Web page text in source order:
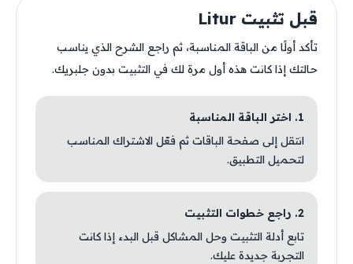
قبل تثبيت Litur
تأكد أولًا من الباقة المناسبة، ثم راجع الشرح الذي يناسب
حالتك إذا كانت هذه أول مرة لك في التثبيت بدون جلبريك.
1. اختر الباقة المناسبة
انتقل إلى صفحة الباقات ثم فعّل الاشتراك المناسب
لتحميل التطبيق.
2. راجع خطوات التثبيت
تابع أدلة التثبيت وحل المشاكل قبل البدء إذا كانت
التجربة جديدة عليك.